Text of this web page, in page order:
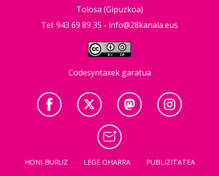
Tolosa (Gipuzkoa)
Tel: 943 69 89 35 - info@28kanala.eus
Codesyntaxek garatua
HONI BURUZ LEGE OHARRA PUBLIZITATEA